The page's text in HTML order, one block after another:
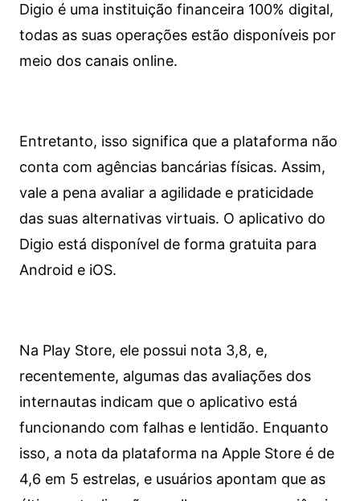
Digio é uma instituição financeira 100% digital,
todas as suas operações estão disponíveis por
meio dos canais online.
Entretanto, isso significa que a plataforma não
conta com agências bancárias físicas. Assim,
vale a pena avaliar a agilidade e praticidade
das suas alternativas virtuais. O aplicativo do
Digio está disponível de forma gratuita para
Android e iOS.
Na Play Store, ele possui nota 3,8, e,
recentemente, algumas das avaliações dos
internautas indicam que o aplicativo está
funcionando com falhas e lentidão. Enquanto
isso, a nota da plataforma na Apple Store é de
4,6 em 5 estrelas, e usuários apontam que as